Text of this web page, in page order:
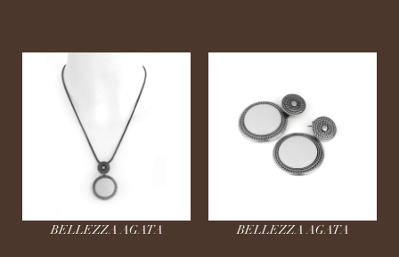
BELLEZZA AGATA BELLEZZA AGATA